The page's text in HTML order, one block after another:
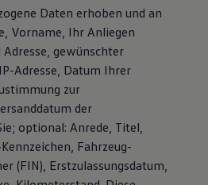
Daten erhoben und an
Vorname, Ihr Anliegen
gewünschter
Adresse, Datum Ihrer
zur
der
optional: Anrede, Titel,
Fahrzeug-
(FIN), Erstzulassungsdatum,